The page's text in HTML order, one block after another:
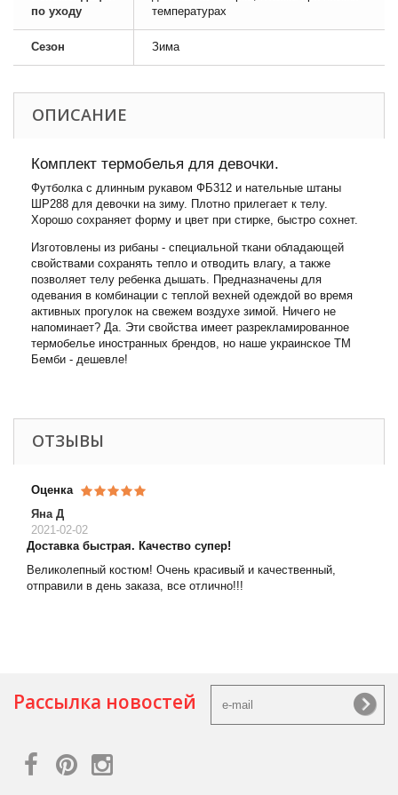
по уходу
температурах
Сезон Зима
ОПИСАНИЕ
Комплект термобелья для девочки.
Футболка с длинным рукавом ФБ312 и нательные штаны
ШР288 для девочки на зиму. Плотно прилегает к телу.
Хорошо сохраняет форму и цвет при стирке, быстро сохнет.
Изготовлены ​​из рибаны - специальной ткани обладающей
свойствами сохранять тепло и отводить влагу, а также
позволяет телу ребенка дышать. Предназначены для
одевания в комбинации с теплой вехней одеждой во время
активных прогулок на свежем воздухе зимой. Ничего не
напоминает? Да. Эти свойства имеет разрекламированное
термобелье иностранных брендов, но наше украинское ТМ
Бемби - дешевле!
ОТЗЫВЫ
Оценка
Яна Д
2021-02-02
Доставка быстрая. Качество супер!
Великолепный костюм! Очень красивый и качественный,
отправили в день заказа, все отлично!!!
Рассылка новостей